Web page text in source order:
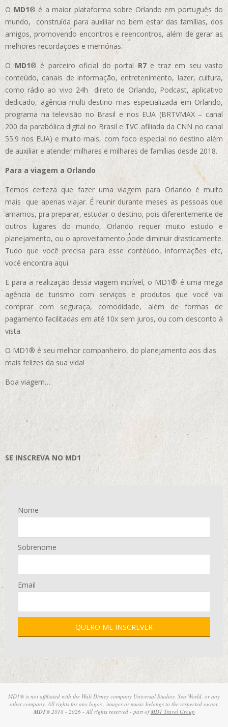
O MD1® é a maior plataforma sobre Orlando em português do
mundo, construída para auxiliar no bem estar das famílias, dos
amigos, promovendo encontros e reencontros, além de gerar as
melhores recordações e memórias.
OMD1® é parceiro oficial do portal R7e traz em seu vasto
conteúdo, canais de informação, entretenimento, lazer, cultura,
como rádio ao vivo 24h direto de Orlando, Podcast, aplicativo
dedicado, agência multi-destino mas especializada em Orlando,
programa na televisão no Brasil e nos EUA (BRTVMAX – canal
200 da parabólica digital no Brasil e TVC afiliada da CNN no canal
55.9 nos EUA) e muito mais, com foco especial no destino além
de auxiliar e atender milhares e milhares de famílias desde 2018.
Para a viagem a Orlando
Temos certeza que fazer uma viagem para Orlando é muito
mais que apenas viajar. É reunir durante meses as pessoas que
amamos, pra preparar, estudar o destino, pois diferentemente de
outros lugares do mundo, Orlando requer muito estudo e
planejamento, ou o aproveitamento pode diminuir drasticamente.
Tudo que você precisa para esse conteúdo, informações etc,
você encontra aqui.
E para a realização dessa viagem incrível, o MD1® é uma mega
agência de turismo com serviços e produtos que você vai
comprar com seguraça, comodidade, além de formas de
pagamento facilitadas em até 10x sem juros, ou com desconto à
vista.
O MD1® é seu melhor companheiro, do planejamento aos dias
mais felizes da sua vida!
Boa viagem…
SE INSCREVA NO MD1
Nome
Sobrenome
Email
MD1® is not affiliated with the Walt Disney company Universal Studios, Sea World, or any
other company. All rights for any logos , images or music belongs to the respected owner.
MD1® 2018 - 2026 - All rights reserved - part ofMD1 Travel Group